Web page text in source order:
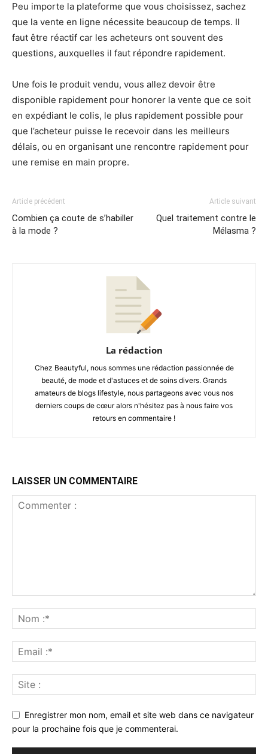
Peu importe la plateforme que vous choisissez, sachez
que la vente en ligne nécessite beaucoup de temps. Il
faut être réactif car les acheteurs ont souvent des
questions, auxquelles il faut répondre rapidement.
Une fois le produit vendu, vous allez devoir être
disponible rapidement pour honorer la vente que ce soit
en expédiant le colis, le plus rapidement possible pour
que l’acheteur puisse le recevoir dans les meilleurs
délais, ou en organisant une rencontre rapidement pour
une remise en main propre.
Article précédent
Combien ça coute de s’habiller
à la mode ?
Article suivant
Quel traitement contre le
Mélasma ?
La rédaction
Chez Beautyful, nous sommes une rédaction passionnée de
beauté, de mode et d'astuces et de soins divers. Grands
amateurs de blogs lifestyle, nous partageons avec vous nos
derniers coups de cœur alors n'hésitez pas à nous faire vos
retours en commentaire !
LAISSER UN COMMENTAIRE
Enregistrer mon nom, email et site web dans ce navigateur
pour la prochaine fois que je commenterai.